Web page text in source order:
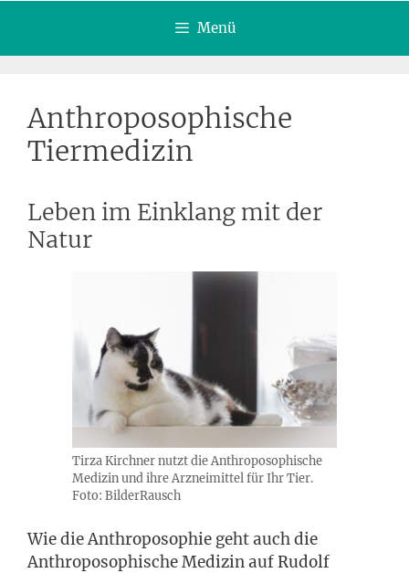
Menü
Anthroposophische
Tiermedizin
Leben im Einklang mit der
Natur
Tirza Kirchner nutzt die Anthroposophische
Medizin und ihre Arzneimittel für Ihr Tier.
Foto: BilderRausch
Wie die Anthroposophie geht auch die
Anthroposophische Medizin auf Rudolf